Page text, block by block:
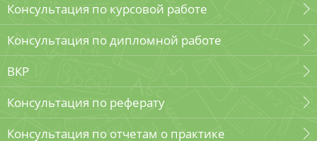
Консультация по курсовой работе
Консультация по дипломной работе
ВКР
Консультация по реферату
Консультация по отчетам о практике